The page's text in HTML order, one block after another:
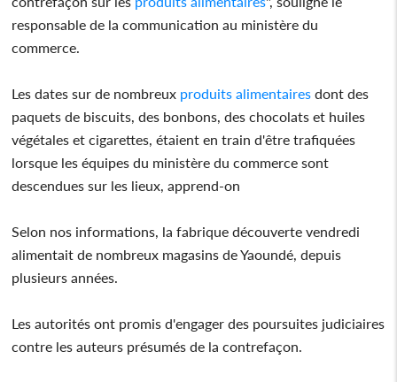
responsable de la communication au ministère du
commerce.
Les dates sur de nombreux produits alimentaires dont des
paquets de biscuits, des bonbons, des chocolats et huiles
végétales et cigarettes, étaient en train d'être trafiquées
lorsque les équipes du ministère du commerce sont
descendues sur les lieux, apprend-on
Selon nos informations, la fabrique découverte vendredi
alimentait de nombreux magasins de Yaoundé, depuis
plusieurs années.
Les autorités ont promis d'engager des poursuites judiciaires
contre les auteurs présumés de la contrefaçon.